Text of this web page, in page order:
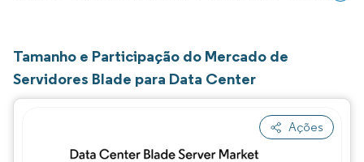
Tamanho e Participação do Mercado de
Servidores Blade para Data Center
Ações